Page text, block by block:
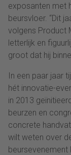
exposanten met
beursvloer. “Dit
volgens Product
letterlijk en
groot dat hij
In een paar jaar
hét innovatie-
in 2013
beurzen en
concrete
wilt weten over